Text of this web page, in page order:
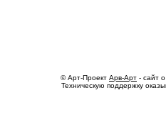
© Арт-Проект Арв-Арт - сайт
Техническую поддержку